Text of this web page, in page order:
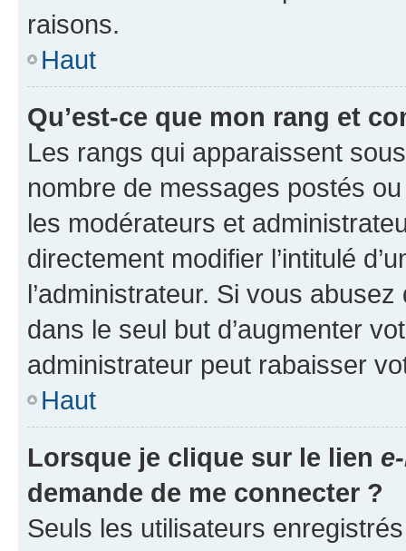
raisons.
Haut
Qu’est-ce que mon rang et
Les rangs qui apparaissent
nombre de messages postés
les modérateurs et
directement modifier l’intitulé
l’administrateur. Si vous
dans le seul but d’augmenter
administrateur peut rabaisser
Haut
Lorsque je clique sur le lien
demande de me connecter ?
Seuls les utilisateurs